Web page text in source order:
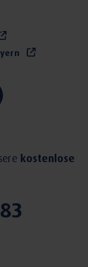
kostenlose